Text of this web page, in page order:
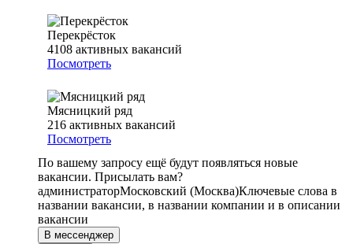
Перекрёсток
4108 активных вакансий
Посмотреть
Мясницкий ряд
216 активных вакансий
Посмотреть
По вашему запросу ещё будут появляться новые
вакансии. Присылать вам?
администраторМосковский (Москва)Ключевые слова в
названии вакансии, в названии компании и в описании
вакансии
В мессенджер